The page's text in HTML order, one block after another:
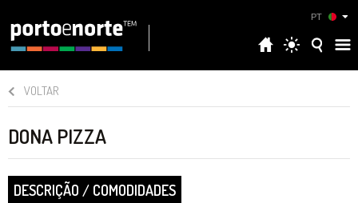
PT
VOLTAR
DONA PIZZA
DESCRIÇÃO / COMODIDADES